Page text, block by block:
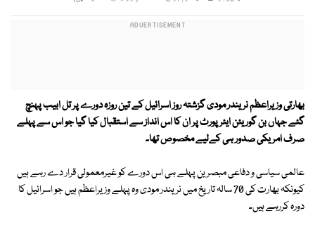
بھارتی وزیراعظم نریندر مودی گزشتہ روز اسرائیل کے تین روزہ دورے پر تل ابیب پہنچ
گئے جہاں بن گوریئن ایئرپورٹ پر ان کا اس انداز سے استقبال کیا گیا جو اس سے پہلے
صرف امریکی صدور ہی کےلیے مخصوص تھا۔
عالمی سیاسی و دفاعی مبصرین پہلے ہی اس دورے کو غیرمعمولی قرار دے رہے ہیں
کیونکہ بھارت کی 70 سالہ تاریخ میں نریندر مودی وہ پہلے وزیراعظم ہیں جو اسرائیل کا
دورہ کررہے ہیں۔